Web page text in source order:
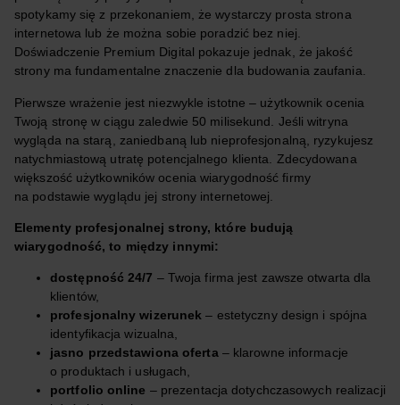
spotykamy się z przekonaniem, że wystarczy prosta strona
internetowa lub że można sobie poradzić bez niej.
Doświadczenie Premium Digital pokazuje jednak, że jakość
strony ma fundamentalne znaczenie dla budowania zaufania.
Pierwsze wrażenie jest niezwykle istotne – użytkownik ocenia
Twoją stronę w ciągu zaledwie 50 milisekund. Jeśli witryna
wygląda na starą, zaniedbaną lub nieprofesjonalną, ryzykujesz
natychmiastową utratę potencjalnego klienta. Zdecydowana
większość użytkowników ocenia wiarygodność firmy
na podstawie wyglądu jej strony internetowej.
Elementy profesjonalnej strony, które budują
wiarygodność, to między innymi:
dostępność 24/7 – Twoja firma jest zawsze otwarta dla
klientów,
profesjonalny wizerunek – estetyczny design i spójna
identyfikacja wizualna,
jasno przedstawiona oferta – klarowne informacje
o produktach i usługach,
portfolio online – prezentacja dotychczasowych realizacji